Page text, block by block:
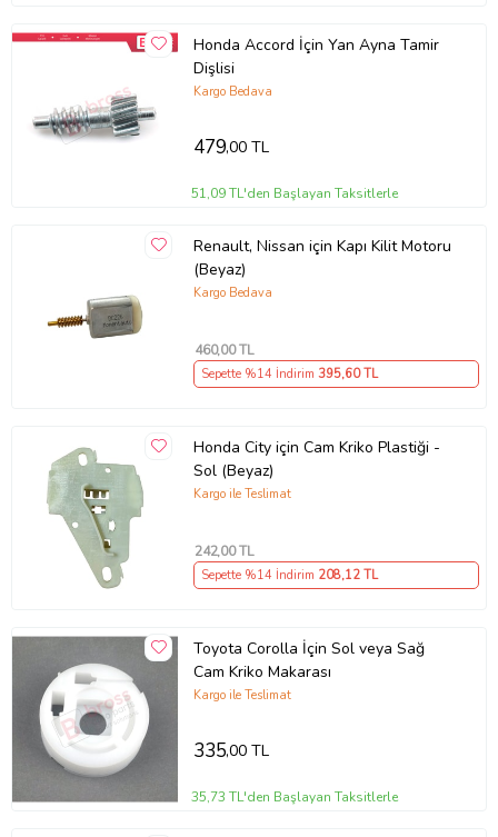
Honda Accord İçin Yan Ayna Tamir
Dişlisi
Kargo Bedava
479,00 TL
51,09 TL'den Başlayan Taksitlerle
Renault, Nissan için Kapı Kilit Motoru
(Beyaz)
Kargo Bedava
460,00 TL
Sepette %14 İndirim 395,60 TL
Honda City için Cam Kriko Plastiği -
Sol (Beyaz)
Kargo ile Teslimat
242,00 TL
Sepette %14 İndirim 208,12 TL
Toyota Corolla İçin Sol veya Sağ
Cam Kriko Makarası
Kargo ile Teslimat
335,00 TL
35,73 TL'den Başlayan Taksitlerle